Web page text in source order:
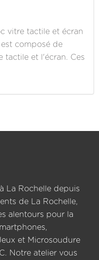
vitre tactile et écran
composé de
tactile et l'écran. Ces
La Rochelle depuis
de La Rochelle,
alentours pour la
et Microsoudure
Notre atelier vous